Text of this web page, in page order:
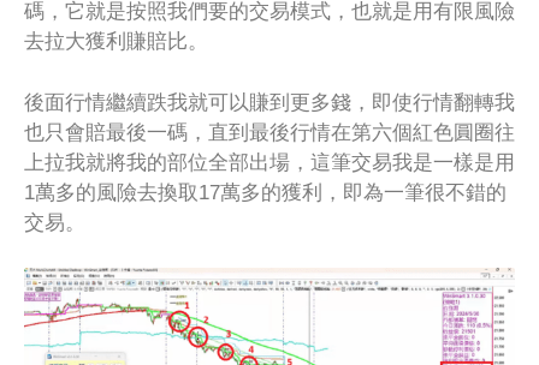
碼，它就是按照我們要的交易模式，也就是用有限風險
去拉大獲利賺賠比。
後面行情繼續跌我就可以賺到更多錢，即使行情翻轉我
也只會賠最後一碼，直到最後行情在第六個紅色圓圈往
上拉我就將我的部位全部出場，這筆交易我是一樣是用
1萬多的風險去換取17萬多的獲利，即為一筆很不錯的
交易。